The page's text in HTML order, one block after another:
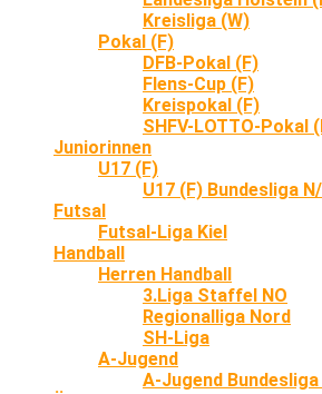
Kreisliga (W)
Pokal (F)
DFB-Pokal (F)
Flens-Cup (F)
Kreispokal (F)
SHFV-LOTTO-Pokal
Juniorinnen
U17 (F)
U17 (F) Bundesliga
Futsal
Futsal-Liga Kiel
Handball
Herren Handball
3.Liga Staffel NO
Regionalliga Nord
SH-Liga
A-Jugend
A-Jugend Bundesliga